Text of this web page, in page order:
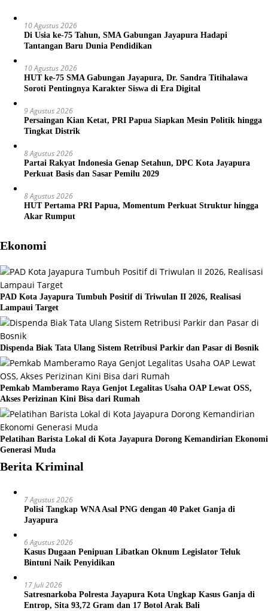
10 Agustus 2026
Di Usia ke-75 Tahun, SMA Gabungan Jayapura Hadapi
Tantangan Baru Dunia Pendidikan
10 Agustus 2026
HUT ke-75 SMA Gabungan Jayapura, Dr. Sandra Titihalawa
Soroti Pentingnya Karakter Siswa di Era Digital
9 Agustus 2026
Persaingan Kian Ketat, PRI Papua Siapkan Mesin Politik hingga
Tingkat Distrik
8 Agustus 2026
Partai Rakyat Indonesia Genap Setahun, DPC Kota Jayapura
Perkuat Basis dan Sasar Pemilu 2029
8 Agustus 2026
HUT Pertama PRI Papua, Momentum Perkuat Struktur hingga
Akar Rumput
Ekonomi
PAD Kota Jayapura Tumbuh Positif di Triwulan II 2026, Realisasi
Lampaui Target
Dispenda Biak Tata Ulang Sistem Retribusi Parkir dan Pasar di Bosnik
Pemkab Mamberamo Raya Genjot Legalitas Usaha OAP Lewat OSS,
Akses Perizinan Kini Bisa dari Rumah
Pelatihan Barista Lokal di Kota Jayapura Dorong Kemandirian Ekonomi
Generasi Muda
Berita Kriminal
7 Agustus 2026
Polisi Tangkap WNA Asal PNG dengan 40 Paket Ganja di
Jayapura
6 Agustus 2026
Kasus Dugaan Penipuan Libatkan Oknum Legislator Teluk
Bintuni Naik Penyidikan
17 Juli 2026
Satresnarkoba Polresta Jayapura Kota Ungkap Kasus Ganja di
Entrop, Sita 93,72 Gram dan 17 Botol Arak Bali